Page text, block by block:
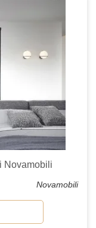
Novamobili
Novamobili